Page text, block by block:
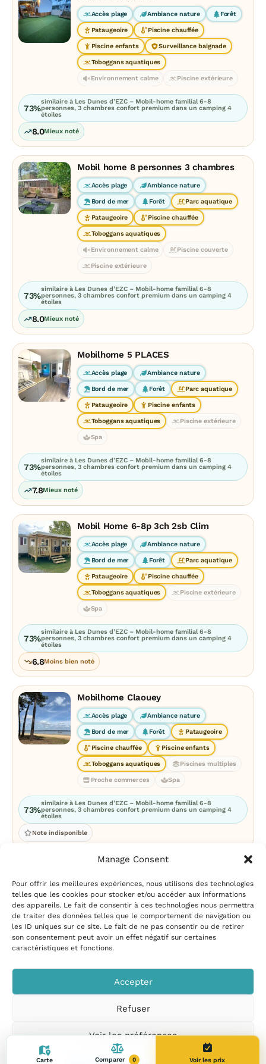
Manage Consent
Pour offrir les meilleures expériences, nous utilisons des technologies
telles que les cookies pour stocker et/ou accéder aux informations
des appareils. Le fait de consentir à ces technologies nous permettra
de traiter des données telles que le comportement de navigation ou
les ID uniques sur ce site. Le fait de ne pas consentir ou de retirer
son consentement peut avoir un effet négatif sur certaines
caractéristiques et fonctions.
Accepter
Refuser
Voir les préférences
Cookie PolicyPrivacy Policy Legal Notice
Accès plage Ambiance nature Forêt
Pataugeoire Piscine chauffée
Piscine enfants Surveillance baignade
Toboggans aquatiques
Environnement calme Piscine extérieure
73%
similaire à Les Dunes d’EZC – Mobil-home familial 6-8
personnes, 3 chambres confort premium dans un camping 4
étoiles
8.0Mieux noté
Mobil home 8 personnes 3 chambres
Accès plage Ambiance nature
Bord de mer Forêt Parc aquatique
Pataugeoire Piscine chauffée
Toboggans aquatiques
Environnement calme Piscine couverte
Piscine extérieure
73%
similaire à Les Dunes d’EZC – Mobil-home familial 6-8
personnes, 3 chambres confort premium dans un camping 4
étoiles
8.0Mieux noté
Mobilhome 5 PLACES
Accès plage Ambiance nature
Bord de mer Forêt Parc aquatique
Pataugeoire Piscine enfants
Toboggans aquatiques Piscine extérieure
Spa
73%
similaire à Les Dunes d’EZC – Mobil-home familial 6-8
personnes, 3 chambres confort premium dans un camping 4
étoiles
7.8Mieux noté
Mobil Home 6-8p 3ch 2sb Clim
Accès plage Ambiance nature
Bord de mer Forêt Parc aquatique
Pataugeoire Piscine chauffée
Toboggans aquatiques Piscine extérieure
Spa
73%
similaire à Les Dunes d’EZC – Mobil-home familial 6-8
personnes, 3 chambres confort premium dans un camping 4
étoiles
6.8Moins bien noté
Mobilhome Claouey
Accès plage Ambiance nature
Bord de mer Forêt Pataugeoire
Piscine chauffée Piscine enfants
Toboggans aquatiques Piscines multiples
Proche commerces Spa
73%
similaire à Les Dunes d’EZC – Mobil-home familial 6-8
personnes, 3 chambres confort premium dans un camping 4
étoiles
Note indisponible
Mentions légales|Politique
de confidentialité
suggestions|Politique de
cookies
Carte Comparer 0 Voir les prix